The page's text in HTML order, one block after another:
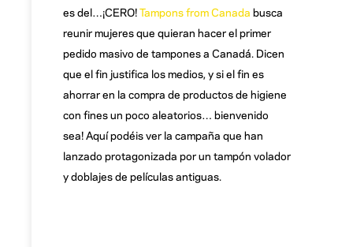
es del…¡CERO!Tampons from Canada busca
reunir mujeres que quieran hacer el primer
pedido masivo de tampones a Canadá. Dicen
que el fin justifica los medios, y si el fin es
ahorrar en la compra de productos de higiene
con fines un poco aleatorios… bienvenido
sea! Aquí podéis ver la campaña que han
lanzado protagonizada por un tampón volador
y doblajes de películas antiguas.